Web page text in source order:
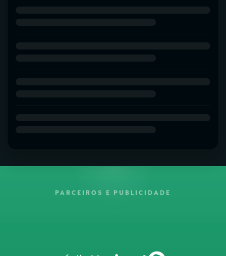
PARCEIROS E PUBLICIDADE